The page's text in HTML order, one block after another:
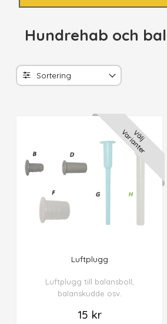
Hundrehab och
Välj
Varianter
Luftplugg
Luftplugg till balansboll,
balanskudde osv.
15 kr